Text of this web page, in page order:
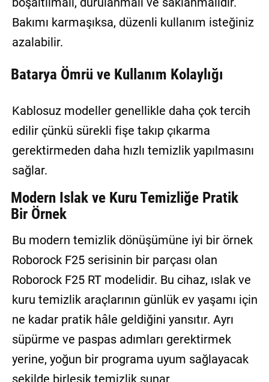
Bakımı karmaşıksa, düzenli kullanım isteğiniz
azalabilir.
Batarya Ömrü ve Kullanım Kolaylığı
Kablosuz modeller genellikle daha çok tercih
edilir çünkü sürekli fişe takıp çıkarma
gerektirmeden daha hızlı temizlik yapılmasını
sağlar.
Modern Islak ve Kuru Temizliğe Pratik
Bir Örnek
Bu modern temizlik dönüşümüne iyi bir örnek
Roborock F25 serisinin bir parçası olan
Roborock F25 RT modelidir. Bu cihaz, ıslak ve
kuru temizlik araçlarının günlük ev yaşamı için
ne kadar pratik hâle geldiğini yansıtır. Ayrı
süpürme ve paspas adımları gerektirmek
yerine, yoğun bir programa uyum sağlayacak
şekilde birleşik temizlik sunar.